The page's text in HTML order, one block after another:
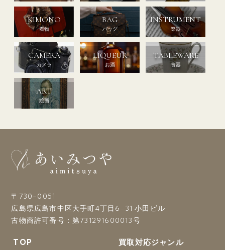
KIMONO
着物
BAG
バッグ
INSTRUMENT
楽器
CAMERA
カメラ
LIQUEUR
お酒
TABLEWARE
食器
ART
絵画
〒730-0051
広島県広島市中区大手町4丁目6-31 小田ビル
古物商許可番号：第731291600013号
TOP 買取対応ジャンル